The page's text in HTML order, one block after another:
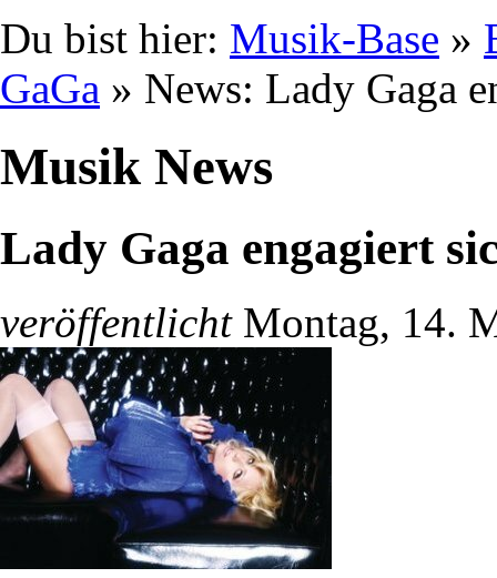
Du bist hier: Musik-Base »
GaGa » News: Lady Gaga
Musik News
Lady Gaga engagiert
veröffentlichtMontag, 14.